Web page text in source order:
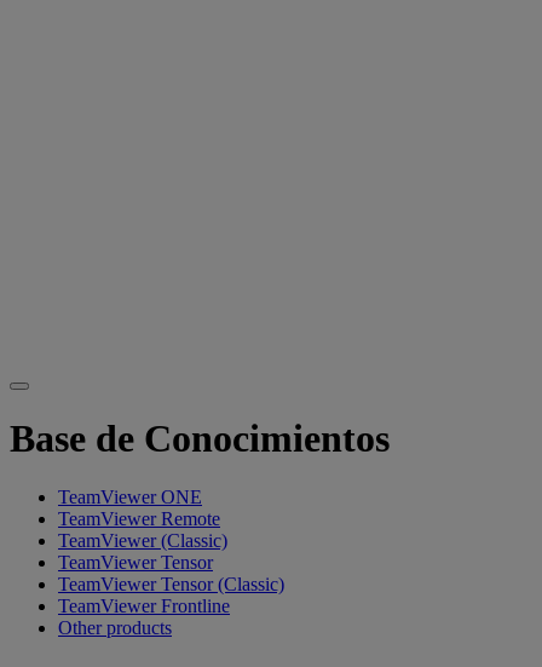
Base de Conocimientos
TeamViewer ONE
TeamViewer Remote
TeamViewer (Classic)
TeamViewer Tensor
TeamViewer Tensor (Classic)
TeamViewer Frontline
Other products